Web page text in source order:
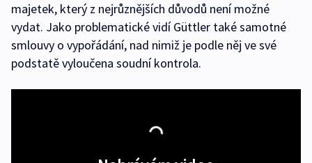
majetek, který z nejrůznějších důvodů není možné
vydat. Jako problematické vidí Güttler také samotné
smlouvy o vypořádání, nad nimiž je podle něj ve své
podstatě vyloučena soudní kontrola.